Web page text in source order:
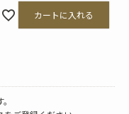
カートに入れる